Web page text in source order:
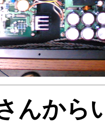
んから